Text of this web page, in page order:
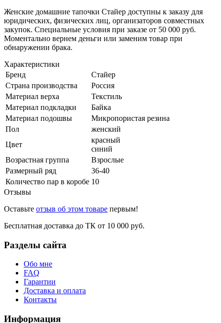
Женские домашние тапочки Стайер доступны к заказу для
юридических, физических лиц, организаторов совместных
закупок. Специальные условия при заказе от 50 000 руб.
Моментально вернем деньги или заменим товар при
обнаружении брака.
Характеристики
Бренд
Стайер
Страна производства
Россия
Материал верха
Текстиль
Материал подкладки
Байка
Материал подошвы
Микропористая резина
Пол
женский
Цвет
красный
синий
Возрастная группа
Взрослые
Размерный ряд
36-40
Количество пар в коробе 10
Отзывы
Оставьте отзыв об этом товаре первым!
Бесплатная доставка до ТК от 10 000 руб.
Разделы сайта
Обо мне
FAQ
Гарантии
Доставка и оплата
Контакты
Информация